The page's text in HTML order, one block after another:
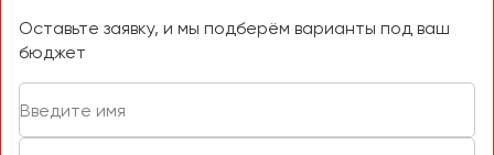
Оставьте заявку, и мы подберём варианты под ваш
бюджет